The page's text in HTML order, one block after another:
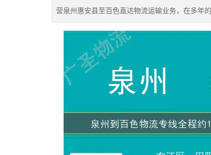
营泉州惠安县至百色直达物流运输业务，在多年